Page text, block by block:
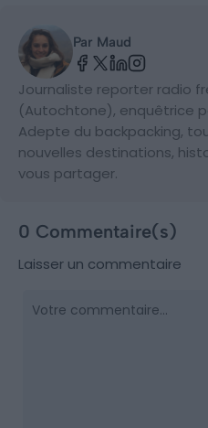
Par Maud
Journaliste reporter radio
(Autochtone), enquêtrice
Adepte du backpacking,
nouvelles destinations,
vous partager.
0 Commentaire(s)
Laisser un commentaire